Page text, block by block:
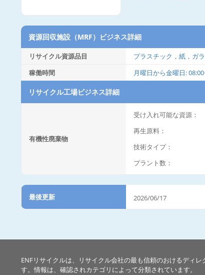
資源回収施設（MRF）ビジネス詳細
リサイクル資源品目
プラスチック，紙，ガ
稼働時間
月曜日から金曜日:
リサイクル工場ビジネス詳細
有機性廃棄物
受け入れ可能な資源：
再生原料：
技術タイプ：
プラント数：
最後更新 2026/06/17
ENFリサイクルは、リサイクル会社の最も信頼のおけるディレ
す。情報は、確認されカテゴリによって分類されています。